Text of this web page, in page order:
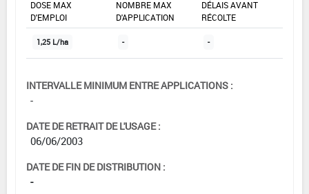
DOSE MAX
D'EMPLOI
NOMBRE MAX
D'APPLICATION
DÉLAIS AVANT
RÉCOLTE
1,25 L/ha - -
INTERVALLE MINIMUM ENTRE APPLICATIONS :
-
DATE DE RETRAIT DE L'USAGE :
06/06/2003
DATE DE FIN DE DISTRIBUTION :
-